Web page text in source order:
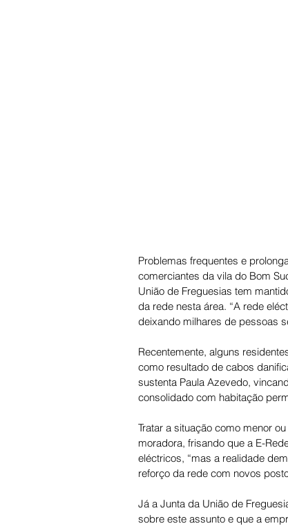
Problemas frequentes e
comerciantes da vila do Bom
União de Freguesias tem
da rede nesta área. “A rede
deixando milhares de pessoas
Recentemente, alguns
como resultado de cabos
sustenta Paula Azevedo,
consolidado com habitação
Tratar a situação como menor
moradora, frisando que a E-
eléctricos, “mas a realidade
reforço da rede com novos
Já a Junta da União de
sobre este assunto e que a